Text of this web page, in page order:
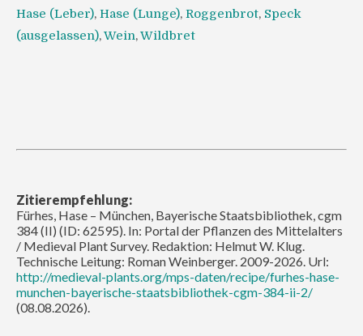
Hase (Leber), Hase (Lunge), Roggenbrot, Speck
(ausgelassen),Wein,Wildbret
Zitierempfehlung:
Fürhes, Hase – München, Bayerische Staatsbibliothek, cgm
384 (II) (ID: 62595). In: Portal der Pflanzen des Mittelalters
/ Medieval Plant Survey. Redaktion: Helmut W. Klug.
Technische Leitung: Roman Weinberger. 2009-2026. Url:
http://medieval-plants.org/mps-daten/recipe/furhes-hase-
munchen-bayerische-staatsbibliothek-cgm-384-ii-2/
(08.08.2026).